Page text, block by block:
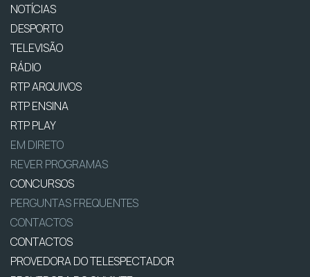
NOTÍCIAS
DESPORTO
TELEVISÃO
RÁDIO
RTP ARQUIVOS
RTP ENSINA
RTP PLAY
EM DIRETO
REVER PROGRAMAS
CONCURSOS
PERGUNTAS FREQUENTES
CONTACTOS
CONTACTOS
PROVEDORA DO TELESPECTADOR